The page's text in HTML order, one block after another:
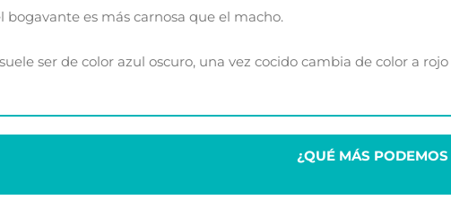
bogavante es más carnosa que el macho.
ser de color azul oscuro, una vez cocido cambia de color a
¿QUÉ MÁS PODEMOS